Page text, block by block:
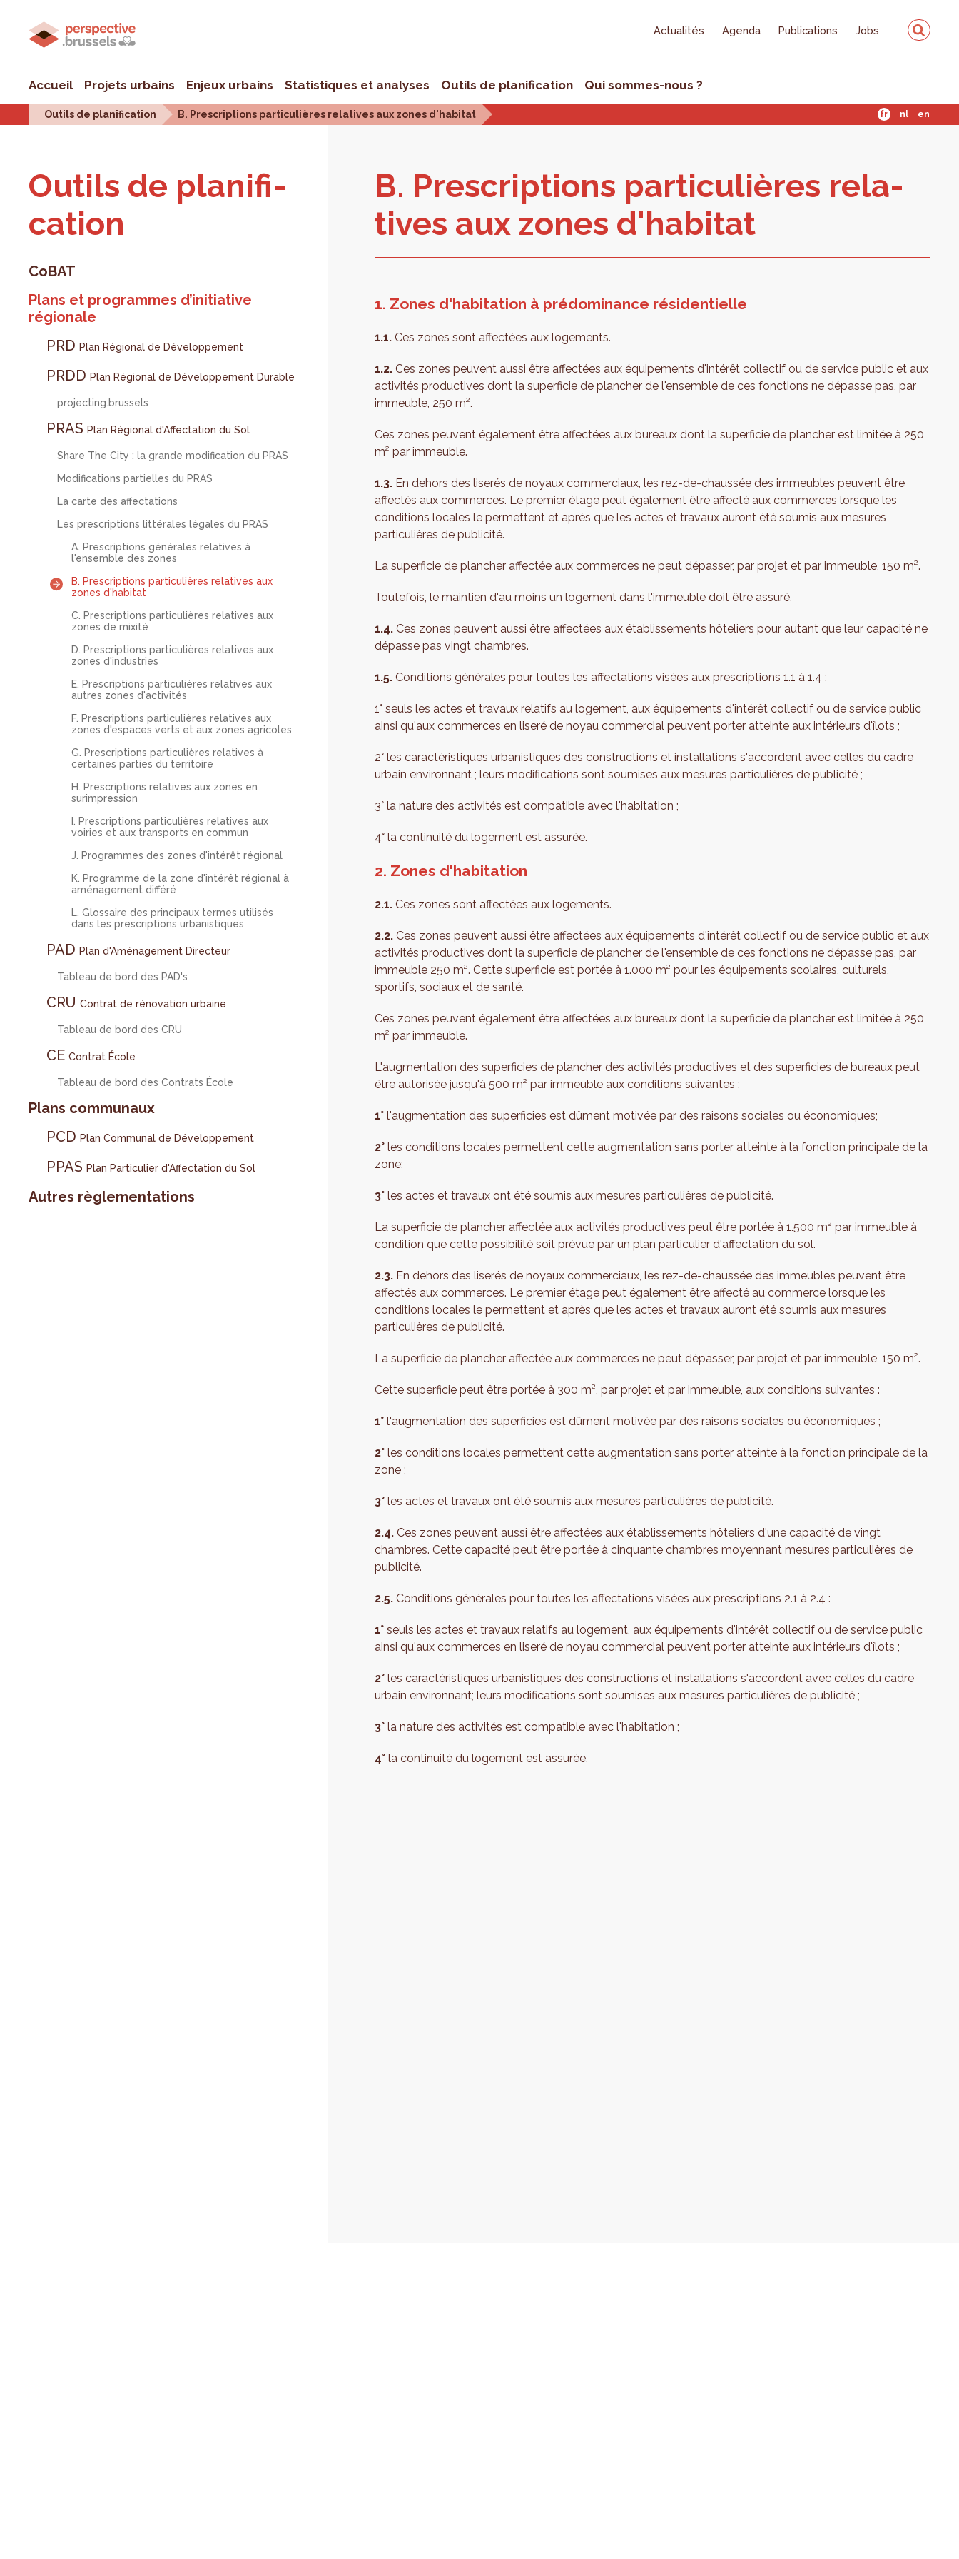
Actualités Agenda Publications Jobs
Accueil Projets urbains Enjeux urbains Statistiques et analyses Outils de planification Qui sommes-nous ?
Outils de planification B. Prescriptions particulières relatives aux zones d'habitat fr nl en
Outils de pla­ni­fi­
ca­tion
CoBAT
Plans et programmes d’initiative
régionale
PRD Plan Régional de Développement
PRDD Plan Régional de Développement Durable
projecting.brussels
PRAS Plan Régional d'Affectation du Sol
Share The City : la grande modification du PRAS
Modifications partielles du PRAS
La carte des affectations
Les prescriptions littérales légales du PRAS
A. Prescriptions générales relatives à
l'ensemble des zones
B. Prescriptions particulières relatives aux
zones d'habitat
C. Prescriptions particulières relatives aux
zones de mixité
D. Prescriptions particulières relatives aux
zones d'industries
E. Prescriptions particulières relatives aux
autres zones d'activités
F. Prescriptions particulières relatives aux
zones d'espaces verts et aux zones agricoles
G. Prescriptions particulières relatives à
certaines parties du territoire
H. Prescriptions relatives aux zones en
surimpression
I. Prescriptions particulières relatives aux
voiries et aux transports en commun
J. Programmes des zones d'intérêt régional
K. Programme de la zone d'intérêt régional à
aménagement différé
L. Glossaire des principaux termes utilisés
dans les prescriptions urbanistiques
PAD Plan d'Aménagement Directeur
Tableau de bord des PAD's
CRU Contrat de rénovation urbaine
Tableau de bord des CRU
CE Contrat École
Tableau de bord des Contrats École
Plans communaux
PCD Plan Communal de Développement
PPAS Plan Particulier d'Affectation du Sol
Autres règlementations
B. Pres­crip­tions par­ti­cu­lières rela­
tives aux zones d'ha­bi­tat
1. Zones d'habitation à prédominance résidentielle
1.1.Ces zones sont affectées aux logements.
1.2.Ces zones peuvent aussi être affectées aux équipements d'intérêt collectif ou de service public et aux
activités productives dont la superficie de plancher de l'ensemble de ces fonctions ne dépasse pas, par
immeuble, 250 m².
Ces zones peuvent également être affectées aux bureaux dont la superficie de plancher est limitée à 250
m² par immeuble.
1.3. En dehors des liserés de noyaux commerciaux, les rez-de-chaussée des immeubles peuvent être
affectés aux commerces. Le premier étage peut également être affecté aux commerces lorsque les
conditions locales le permettent et après que les actes et travaux auront été soumis aux mesures
particulières de publicité.
La superficie de plancher affectée aux commerces ne peut dépasser, par projet et par immeuble, 150 m².
Toutefois, le maintien d'au moins un logement dans l'immeuble doit être assuré.
1.4.Ces zones peuvent aussi être affectées aux établissements hôteliers pour autant que leur capacité ne
dépasse pas vingt chambres.
1.5.Conditions générales pour toutes les affectations visées aux prescriptions 1.1 à 1.4 :
1° seuls les actes et travaux relatifs au logement, aux équipements d'intérêt collectif ou de service public
ainsi qu'aux commerces en liseré de noyau commercial peuvent porter atteinte aux intérieurs d'îlots ;
2° les caractéristiques urbanistiques des constructions et installations s'accordent avec celles du cadre
urbain environnant ; leurs modifications sont soumises aux mesures particulières de publicité ;
3° la nature des activités est compatible avec l'habitation ;
4° la continuité du logement est assurée.
2. Zones d'habitation
2.1. Ces zones sont affectées aux logements.
2.2. Ces zones peuvent aussi être affectées aux équipements d'intérêt collectif ou de service public et aux
activités productives dont la superficie de plancher de l'ensemble de ces fonctions ne dépasse pas, par
immeuble 250 m². Cette superficie est portée à 1.000 m² pour les équipements scolaires, culturels,
sportifs, sociaux et de santé.
Ces zones peuvent également être affectées aux bureaux dont la superficie de plancher est limitée à 250
m² par immeuble.
L'augmentation des superficies de plancher des activités productives et des superficies de bureaux peut
être autorisée jusqu'à 500 m² par immeuble aux conditions suivantes :
1°l'augmentation des superficies est dûment motivée par des raisons sociales ou économiques;
2°les conditions locales permettent cette augmentation sans porter atteinte à la fonction principale de la
zone;
3°les actes et travaux ont été soumis aux mesures particulières de publicité.
La superficie de plancher affectée aux activités productives peut être portée à 1.500 m² par immeuble à
condition que cette possibilité soit prévue par un plan particulier d'affectation du sol.
2.3. En dehors des liserés de noyaux commerciaux, les rez-de-chaussée des immeubles peuvent être
affectés aux commerces. Le premier étage peut également être affecté au commerce lorsque les
conditions locales le permettent et après que les actes et travaux auront été soumis aux mesures
particulières de publicité.
La superficie de plancher affectée aux commerces ne peut dépasser, par projet et par immeuble, 150 m².
Cette superficie peut être portée à 300 m², par projet et par immeuble, aux conditions suivantes :
1° l'augmentation des superficies est dûment motivée par des raisons sociales ou économiques ;
2° les conditions locales permettent cette augmentation sans porter atteinte à la fonction principale de la
zone ;
3°les actes et travaux ont été soumis aux mesures particulières de publicité.
2.4. Ces zones peuvent aussi être affectées aux établissements hôteliers d'une capacité de vingt
chambres. Cette capacité peut être portée à cinquante chambres moyennant mesures particulières de
publicité.
2.5.Conditions générales pour toutes les affectations visées aux prescriptions 2.1 à 2.4 :
1° seuls les actes et travaux relatifs au logement, aux équipements d'intérêt collectif ou de service public
ainsi qu'aux commerces en liseré de noyau commercial peuvent porter atteinte aux intérieurs d'îlots ;
2°les caractéristiques urbanistiques des constructions et installations s'accordent avec celles du cadre
urbain environnant; leurs modifications sont soumises aux mesures particulières de publicité ;
3° la nature des activités est compatible avec l'habitation ;
4°la continuité du logement est assurée.